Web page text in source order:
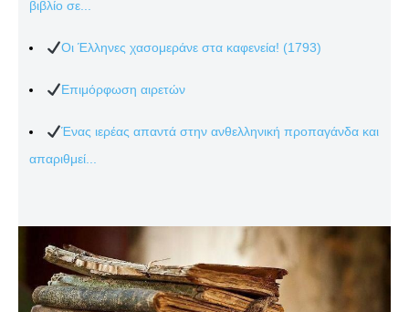
βιβλίο σε...
Οι Έλληνες χασομεράνε στα καφενεία! (1793)
Επιμόρφωση αιρετών
Ένας ιερέας απαντά στην ανθελληνική προπαγάνδα και
απαριθμεί...